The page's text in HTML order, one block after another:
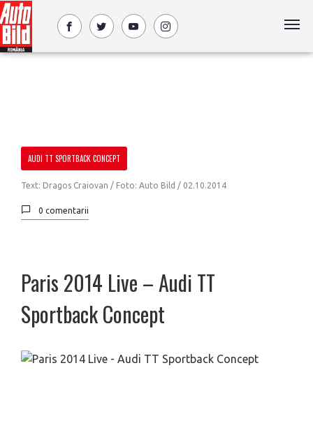
AUDI TT SPORTBACK CONCEPT
Text: Dragos Craiovan / Foto: Auto Bild / 02.10.2014
0 comentarii
Paris 2014 Live – Audi TT
Sportback Concept